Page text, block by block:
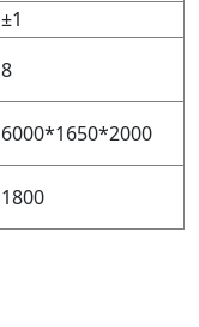
±1
8
6000*1650*2000
1800